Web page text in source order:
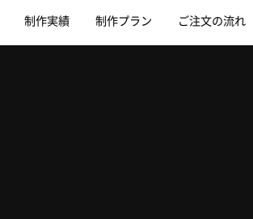
制作実績 制作プラン ご注文の流れ